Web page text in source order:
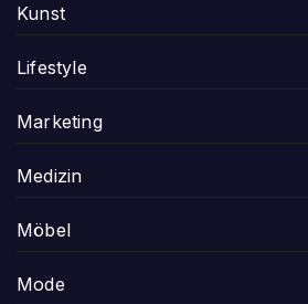
Kunst
Lifestyle
Marketing
Medizin
Möbel
Mode